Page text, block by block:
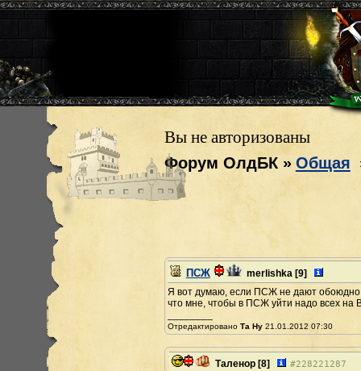
Вы не авторизованы
Форум ОлдБК» Общая
ПСЖ merlishka [9]
Я вот думаю, если ПСЖ не дают обоюдно,
что мне, чтобы в ПСЖ уйти надо всех на
Отредактировано Та Ну21.01.2012 07:30
Таленор [8] #228221287